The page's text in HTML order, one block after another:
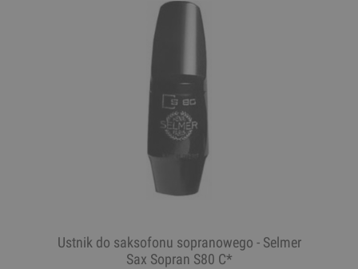
Ustnik do saksofonu sopranowego - Selmer
Sax Sopran S80 C*